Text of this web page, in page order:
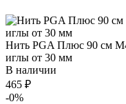
Нить PGA Плюс 90 см М4
иглы от 30 мм
В наличии
465 ₽
-0%